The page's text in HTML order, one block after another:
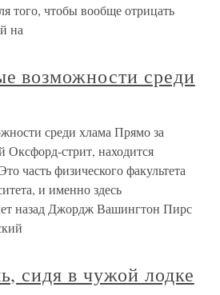
того, чтобы вообще отрицать
на
возможности среди
среди хлама Прямо за
Оксфорд-стрит, находится
часть физического факультета
и именно здесь
назад Джордж Вашингтон Пирс
сидя в чужой лодке